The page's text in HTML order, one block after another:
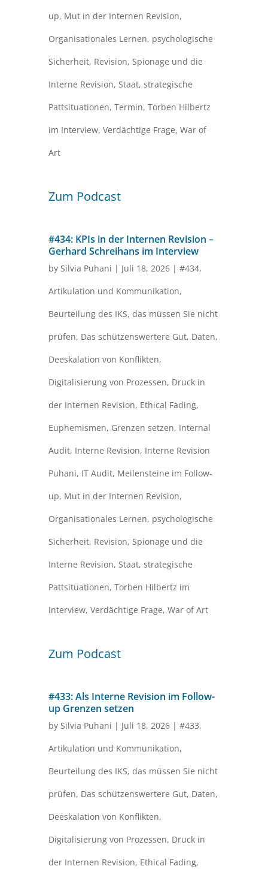
up, Mut in der Internen Revision,
Organisationales Lernen, psychologische
Sicherheit, Revision, Spionage und die
Interne Revision, Staat, strategische
Pattsituationen, Termin, Torben Hilbertz
im Interview, Verdächtige Frage, War of
Art
Zum Podcast
#434: KPIs in der Internen Revision –
Gerhard Schreihans im Interview
by Silvia Puhani | Juli 18, 2026| #434,
Artikulation und Kommunikation,
Beurteilung des IKS, das müssen Sie nicht
prüfen, Das schützenswertere Gut, Daten,
Deeskalation von Konflikten,
Digitalisierung von Prozessen, Druck in
der Internen Revision, Ethical Fading,
Euphemismen, Grenzen setzen, Internal
Audit, Interne Revision, Interne Revision
Puhani, IT Audit, Meilensteine im Follow-
up, Mut in der Internen Revision,
Organisationales Lernen, psychologische
Sicherheit, Revision, Spionage und die
Interne Revision, Staat, strategische
Pattsituationen, Torben Hilbertz im
Interview, Verdächtige Frage, War of Art
Zum Podcast
#433: Als Interne Revision im Follow-
up Grenzen setzen
by Silvia Puhani | Juli 18, 2026| #433,
Artikulation und Kommunikation,
Beurteilung des IKS, das müssen Sie nicht
prüfen, Das schützenswertere Gut, Daten,
Deeskalation von Konflikten,
Digitalisierung von Prozessen, Druck in
der Internen Revision, Ethical Fading,